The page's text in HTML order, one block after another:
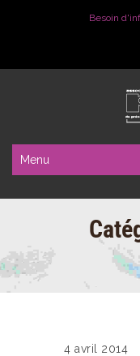
Besoin
Menu
4 avril 2014